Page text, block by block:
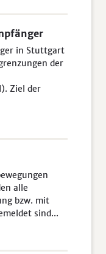
in Stuttgart
der
Ziel der
alle
bzw. mit
sind...